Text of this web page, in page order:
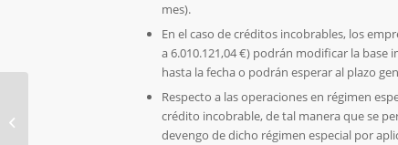
mes).
En el caso de créditos incobrables, los
a 6.010.121,04 €) podrán modificar la
hasta la fecha o podrán esperar al plazo
Respecto a las operaciones en régimen
crédito incobrable, de tal manera que se
devengo de dicho régimen especial por
Circular 2/2015 – Impuesto sobre